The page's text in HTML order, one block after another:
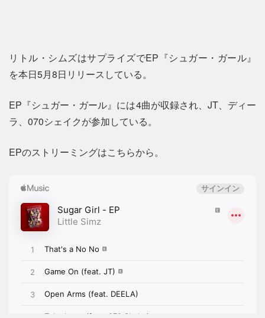
リトル・シムズはサプライズでEP『シュガー・ガール』
を本日5月8日リリースしている。
EP『シュガー・ガール』には4曲が収録され、JT、ディー
ラ、070シェイクが参加している。
EPのストリーミングはこちらから。